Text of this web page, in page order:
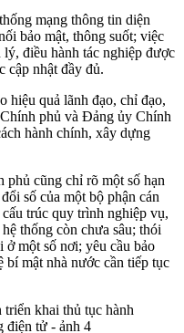
mạng thông tin diện
bảo mật, thông suốt; việc
điều hành tác nghiệp được
cập nhật đầy đủ.
hiệu quả lãnh đạo, chỉ đạo,
phủ và Đảng ủy Chính
hành chính, xây dựng
cũng chỉ rõ một số hạn
số của một bộ phận cán
trúc quy trình nghiệp vụ,
thống còn chưa sâu; thói
ở một số nơi; yêu cầu bảo
bí mật nhà nước cần tiếp tục